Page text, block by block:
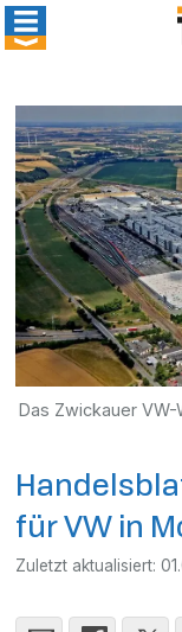
Das Zwickauer VW-
für VW in
Zuletzt aktualisiert: